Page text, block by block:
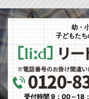
幼・
子どもた
受付時間 9：00～18